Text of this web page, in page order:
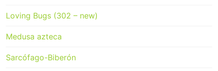
Loving Bugs (302 – new)
Medusa azteca
Sarcófago-Biberón